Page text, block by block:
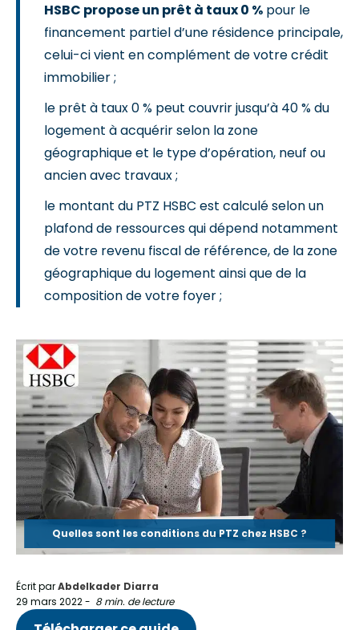
HSBC propose un prêt à taux 0 % pour le
financement partiel d’une résidence principale,
celui-ci vient en complément de votre crédit
immobilier ;
le prêt à taux 0 % peut couvrir jusqu’à 40 % du
logement à acquérir selon la zone
géographique et le type d’opération, neuf ou
ancien avec travaux ;
le montant du PTZ HSBC est calculé selon un
plafond de ressources qui dépend notamment
de votre revenu fiscal de référence, de la zone
géographique du logement ainsi que de la
composition de votre foyer ;
Quelles sont les conditions du PTZ chez HSBC ?
Écrit parAbdelkader Diarra
29 mars 2022- 8 min. de lecture